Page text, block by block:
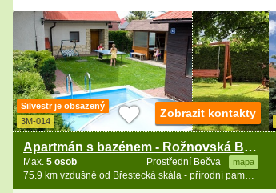
Silvestr je obsazený
3M-014
Apartmán s bazénem - Rožnovská Bečva - Beskydy
Prostřední Bečva mapa
Max. 5 osob
75.9 km vzdušně od Břestecká skála - přírodní památka
Zobrazit kontakty